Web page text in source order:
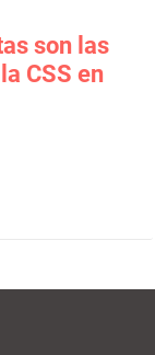
son las
CSS en